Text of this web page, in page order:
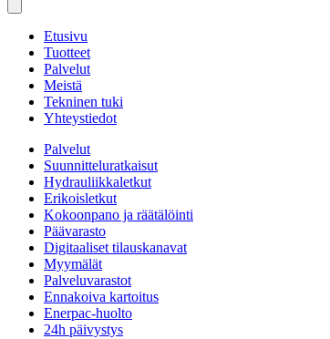
Etusivu
Tuotteet
Palvelut
Meistä
Tekninen tuki
Yhteystiedot
Palvelut
Suunnitteluratkaisut
Hydrauliikkaletkut
Erikoisletkut
Kokoonpano ja räätälöinti
Päävarasto
Digitaaliset tilauskanavat
Myymälät
Palveluvarastot
Ennakoiva kartoitus
Enerpac-huolto
24h päivystys